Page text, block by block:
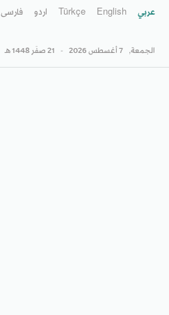
عربي English
Türkçe اردو فارسى
الجمعة, 7 أغسطس 2026 - 21 صفَر 1448 هـ